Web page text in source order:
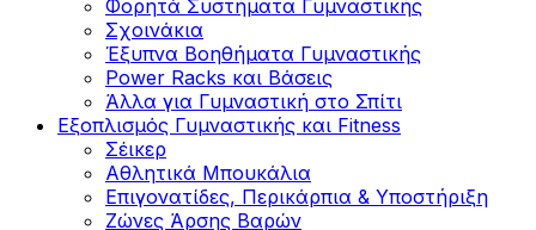
Φορητά Συστήματα Γυμναστικής
Σχοινάκια
Έξυπνα Βοηθήματα Γυμναστικής
Power Racks και Βάσεις
Άλλα για Γυμναστική στο Σπίτι
Εξοπλισμός Γυμναστικής και Fitness
Σέικερ
Αθλητικά Μπουκάλια
Επιγονατίδες, Περικάρπια & Υποστήριξη
Ζώνες Άρσης Βαρών